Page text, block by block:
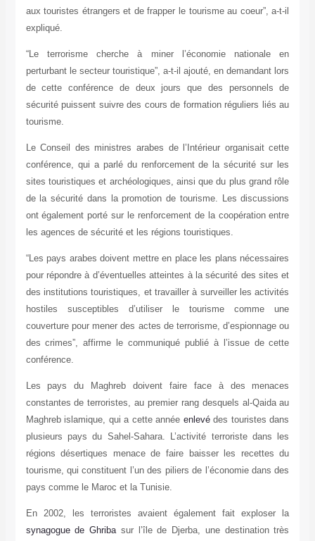
aux touristes étrangers et de frapper le tourisme au coeur”, a-t-il
expliqué.
“Le terrorisme cherche à miner l’économie nationale en
perturbant le secteur touristique”, a-t-il ajouté, en demandant lors
de cette conférence de deux jours que des personnels de
sécurité puissent suivre des cours de formation réguliers liés au
tourisme.
Le Conseil des ministres arabes de l’Intérieur organisait cette
conférence, qui a parlé du renforcement de la sécurité sur les
sites touristiques et archéologiques, ainsi que du plus grand rôle
de la sécurité dans la promotion de tourisme. Les discussions
ont également porté sur le renforcement de la coopération entre
les agences de sécurité et les régions touristiques.
“Les pays arabes doivent mettre en place les plans nécessaires
pour répondre à d’éventuelles atteintes à la sécurité des sites et
des institutions touristiques, et travailler à surveiller les activités
hostiles susceptibles d’utiliser le tourisme comme une
couverture pour mener des actes de terrorisme, d’espionnage ou
des crimes”, affirme le communiqué publié à l’issue de cette
conférence.
Les pays du Maghreb doivent faire face à des menaces
constantes de terroristes, au premier rang desquels al-Qaida au
Maghreb islamique, qui a cette année enlevédes touristes dans
plusieurs pays du Sahel-Sahara. L’activité terroriste dans les
régions désertiques menace de faire baisser les recettes du
tourisme, qui constituent l’un des piliers de l’économie dans des
pays comme le Maroc et la Tunisie.
En 2002, les terroristes avaient également fait exploser la
synagogue de Ghriba sur l’île de Djerba, une destination très